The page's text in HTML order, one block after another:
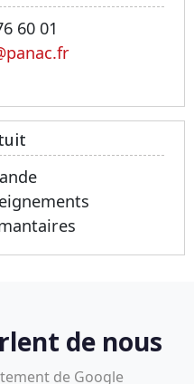
60 01
de nous
de Google